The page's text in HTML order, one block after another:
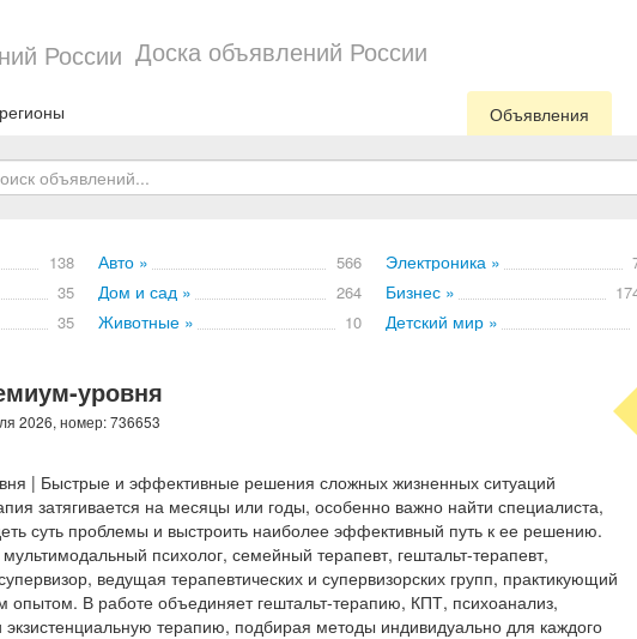
Доска объявлений России
Объявления
138 Авто » 566 Электроника »
35 Дом и сад » 264 Бизнес »
35 Животные » 10 Детский мир »
уровня
2026, номер: 736653
| Быстрые и эффективные решения сложных жизненных ситуаций
затягивается на месяцы или годы, особенно важно найти специалиста,
суть проблемы и выстроить наиболее эффективный путь к ее решению.
психолог, семейный терапевт, гештальт-терапевт,
ведущая терапевтических и супервизорских групп, практикующий
опытом. В работе объединяет гештальт-терапию, КПТ, психоанализ,
терапию, подбирая методы индивидуально для каждого